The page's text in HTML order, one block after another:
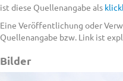
ist diese Quellenangabe als
Eine Veröffentlichung oder
Quellenangabe bzw. Link ist
Bilder